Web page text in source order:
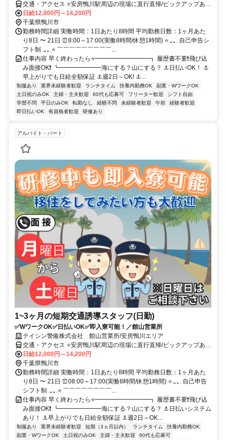
交通・アクセス ⭐安房鴨川駅周辺の現場に直行直帰/ピックアップあ
り！移動の心配は不要です♪
日給12,000円～14,200円
千葉県鴨川市
勤務時間詳細 実働時間：1日あたり8時間 平均勤務日数：1ヶ月あた
り8日 〜 21日 ⏰8:00～17:00(実働8時間/休憩1時間) ⭐.｡｡. 自己申告シ
フト制 .｡｡.⭐ ￣￣￣￣￣￣￣￣￣...
仕事内容 早く終わったら⭐━━━━━━━━━┓ 履歴書不要❗飛び込
み面接OK❗ ┗━━━━━━━海にする？山にする？ ⚓日払いOK！ ⚓
早上がりでも日給全額保証 ⚓週2日～OK! ⚓...
制服あり 業界未経験者歓迎 ランチタイム 扶養内勤務OK
副業・WワークOK
土日祝のみOK
主婦・主夫歓迎 60代も応募可 フリーター歓迎
シフト自由
学歴不問
平日のみOK 転勤なし 経験不問 未経験者歓迎 午前
経験者歓迎
即日払いOK
有資格者歓迎 研修あり
アルバイト・パート
1~3ヶ月の短期交通誘導スタッフ(日勤)
✅WワークOK✅日払いOK✅即入寮可能！／館山営業所
テイシン警備株式会社 館山営業所/安房鴨川エリア
交通・アクセス ⭐安房鴨川駅周辺の現場に直行直帰/ピックアップあ
り！移動の心配は不要です♪
日給12,000円～14,200円
千葉県鴨川市
勤務時間詳細 実働時間：1日あたり8時間 平均勤務日数：1ヶ月あた
り8日 〜 21日 ⏰08:00～17:00(実働8時間/休憩1時間) ⭐.｡｡. 自己申告
シフト制 .｡｡.⭐ ￣￣￣￣￣￣￣￣...
仕事内容 早く終わったら⭐━━━━━━━━━┓ 履歴書不要❗飛び込
み面接OK❗ ┗━━━━━━━海にする？山にする？ ⚓日払いシステム
あり！ ⚓早上がりでも日給全額保証 ⚓週2日～OK...
制服あり 業界未経験者歓迎 短期（3ヵ月以内） ランチタイム
扶養内勤務OK
副業・WワークOK
土日祝のみOK 主婦・主夫歓迎
60代も応募可